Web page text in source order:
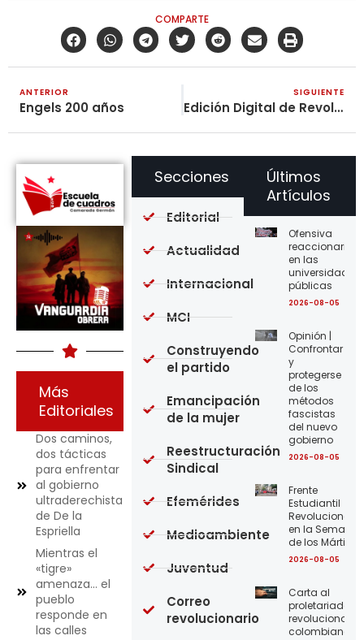
COMPARTE
ANTERIOR
Engels 200 años
SIGUIENTE
Edición Digital de Revolución Obrera No. 493
Más
Editoriales
Dos caminos,
dos tácticas
para enfrentar
al gobierno
ultraderechista
de De la
Espriella
Mientras el
«tigre»
amenaza… el
pueblo
responde en
las calles
Últimos
Artículos
Ofensiva
reaccionaria
en las
universidades
públicas
2026-08-05
Opinión |
Confrontar
y
protegerse
de los
métodos
fascistas
del nuevo
gobierno
2026-08-05
Frente
Estudiantil
Revolucionario
en la Semana
de los Mártires
2026-08-05
Carta al
proletariado
revolucionario
colombiano
Secciones
Editorial
Actualidad
Internacional
MCI
Construyendo
el partido
Emancipación
de la mujer
Reestructuración
Sindical
Efemérides
Medioambiente
Juventud
Correo
revolucionario